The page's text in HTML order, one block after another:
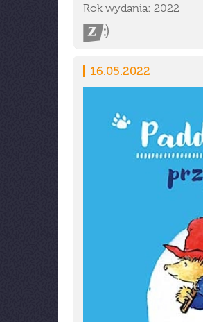
Rok wydania: 2022
16.05.2022